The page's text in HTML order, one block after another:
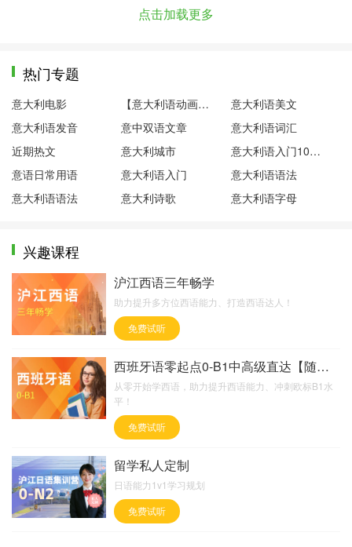
点击加载更多
热门专题
意大利电影 【意大利语动画片】粉红小猪
意大利语美文
意大利语发音
意中双语文章
意大利语词汇
近期热文
意大利城市
意大利语入门100句
意语日常用语
意大利语入门
意大利语语法
意大利语语法
意大利诗歌 意大利语字母
兴趣课程
沪江西语三年畅学
助力提升多方位西语能力、打造西语达人！
免费试听
西班牙语零起点0-B1中高级直达【随到随学班】
从零开始学西语，助力提升西语能力、冲刺欧标B1水
平！
免费试听
留学私人定制
日语能力1v1学习规划
免费试听